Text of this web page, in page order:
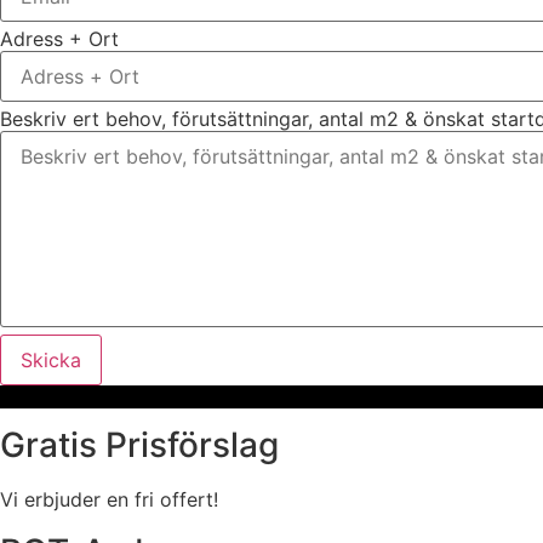
Adress + Ort
Beskriv ert behov, förutsättningar, antal m2 & önskat
Skicka
Gratis Prisförslag
Vi erbjuder en fri offert!